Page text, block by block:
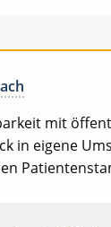
mit
in eigene